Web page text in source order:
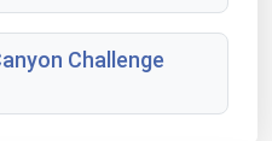
Challenge